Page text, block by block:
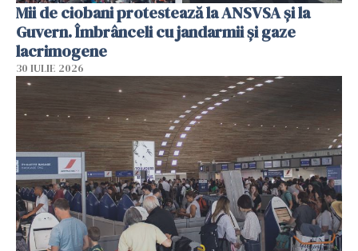
Mii de ciobani protestează la ANSVSA și la
Guvern. Îmbrânceli cu jandarmii și gaze
lacrimogene
30 IULIE 2026